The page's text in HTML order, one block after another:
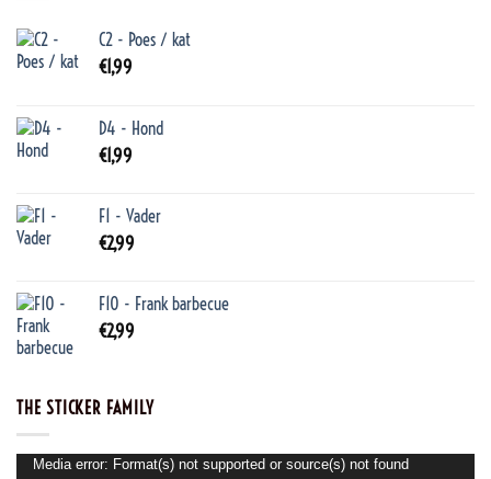
C2 - Poes / kat
€1,99
D4 - Hond
€1,99
F1 - Vader
€2,99
F10 - Frank barbecue
€2,99
THE STICKER FAMILY
Videospeler
Media error: Format(s) not supported or source(s) not found